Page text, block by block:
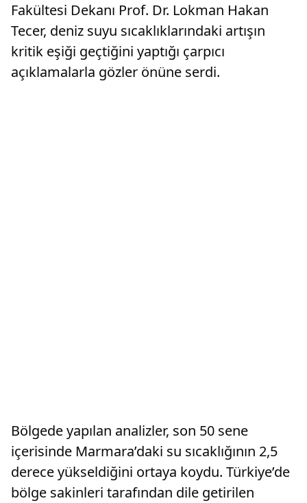
Fakültesi Dekanı Prof. Dr. Lokman Hakan
Tecer, deniz suyu sıcaklıklarındaki artışın
kritik eşiği geçtiğini yaptığı çarpıcı
açıklamalarla gözler önüne serdi.
Bölgede yapılan analizler, son 50 sene
içerisinde Marmara’daki su sıcaklığının 2,5
derece yükseldiğini ortaya koydu. Türkiye’de
bölge sakinleri tarafından dile getirilen